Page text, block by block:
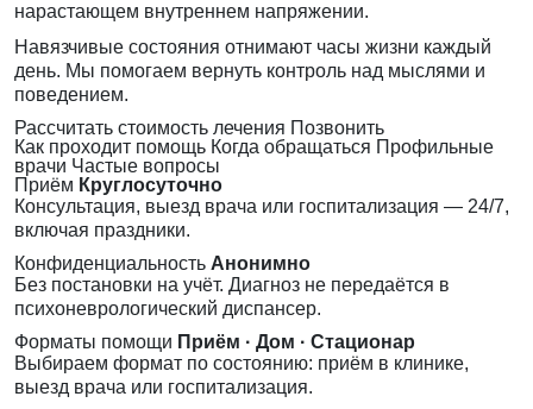
нарастающем внутреннем напряжении.
Навязчивые состояния отнимают часы жизни каждый
день. Мы помогаем вернуть контроль над мыслями и
поведением.
Рассчитать стоимость лечения Позвонить
Как проходит помощь Когда обращаться Профильные
врачи Частые вопросы
Приём Круглосуточно
Консультация, выезд врача или госпитализация — 24/7,
включая праздники.
Конфиденциальность Анонимно
Без постановки на учёт. Диагноз не передаётся в
психоневрологический диспансер.
Форматы помощи Приём · Дом · Стационар
Выбираем формат по состоянию: приём в клинике,
выезд врача или госпитализация.